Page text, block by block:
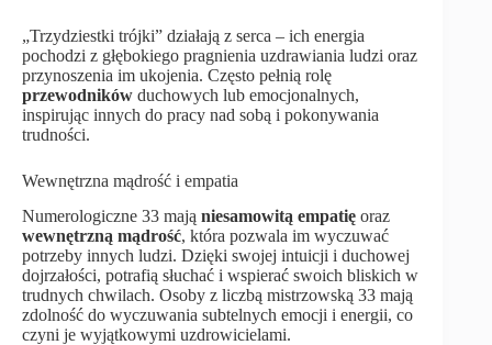
„Trzydziestki trójki” działają z serca – ich energia
pochodzi z głębokiego pragnienia uzdrawiania ludzi oraz
przynoszenia im ukojenia. Często pełnią rolę
przewodników duchowych lub emocjonalnych,
inspirując innych do pracy nad sobą i pokonywania
trudności.
Wewnętrzna mądrość i empatia
Numerologiczne 33 mają niesamowitą empatię oraz
wewnętrzną mądrość, która pozwala im wyczuwać
potrzeby innych ludzi. Dzięki swojej intuicji i duchowej
dojrzałości, potrafią słuchać i wspierać swoich bliskich w
trudnych chwilach. Osoby z liczbą mistrzowską 33 mają
zdolność do wyczuwania subtelnych emocji i energii, co
czyni je wyjątkowymi uzdrowicielami.